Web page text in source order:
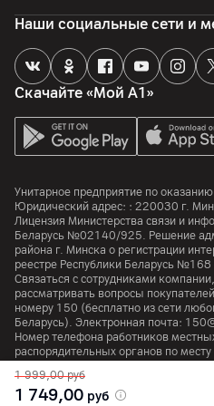
1 999,00 руб
1 749,00 руб
Импортер
ООО "Нереида", 220073, г.
10а, пом. 7, Унитарное
220030, Республика Беларусь,
Производитель
Samsung Electronics Co., Ltd.,
Комплект поставки
комплектная документация,
комплектные аксессуары
Страна производитель
Южная Корея
Скачайте «Мой А1»
Наши социальные сети и
Унитарное предприятие по оказанию
Юридический адрес: : 220030 г.
Лицензия Министерства связи и
Беларусь №02140/925. Решение
района г. Минска о регистрации
реестре Республики Беларусь
Связаться с сотрудниками
рассматривать вопросы
номеру 150 (бесплатно из сети
Беларусь). Электронная почта:
Номер телефона работников
распорядительных органов по
рассматривать обращения